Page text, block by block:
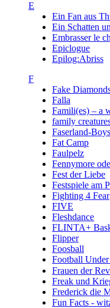
E
Ein Fan aus
Ein Schatten
Embrasser le
Epiclogue
Epilog:Abriss
F
Fake
Falla
Famili(es) – a
family
Faserland-
Fat Camp
Faulpelz
Fennymore
Fest der Liebe
Festspiele am
Fighting 4 Fear
FIVE
Fleshdance
FLINTA+
Flipper
Foosball
Football
Freak und
Frederick die
Fun Facts -